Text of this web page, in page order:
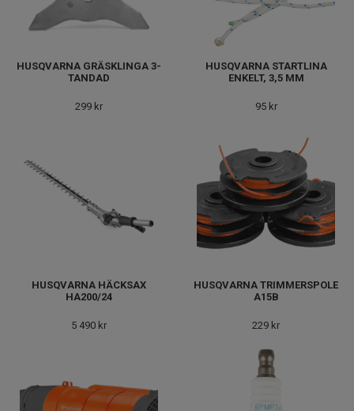
HUSQVARNA GRÄSKLINGA 3-
TANDAD
299 kr
HUSQVARNA STARTLINA
ENKELT, 3,5 MM
95 kr
HUSQVARNA HÄCKSAX
HA200/24
5 490 kr
HUSQVARNA TRIMMERSPOLE
A15B
229 kr